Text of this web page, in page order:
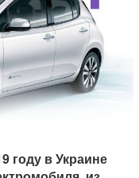
году в Украине